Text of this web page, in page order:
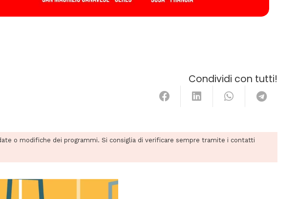
Condividi con tutti!
o modifiche dei programmi. Si consiglia di verificare sempre tramite i contatti